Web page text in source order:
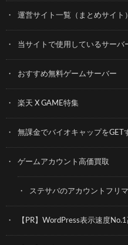
運営サイト一覧（まとめサイト）
当サイトで使用しているサーバ
おすすめ無料ゲームサーバー
楽天 X GAME特集
無課金でバイオキャップをGET
ゲームアカウント高価買取
ステサバのアカウントフリ
【PR】WordPress表示速度